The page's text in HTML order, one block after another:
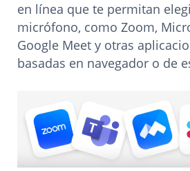
en línea que te permitan
micrófono, como Zoom,
Google Meet y otras
basadas en navegador o de